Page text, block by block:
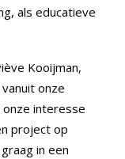
als educatieve
Kooijman,
onze
onze interesse
project op
in een